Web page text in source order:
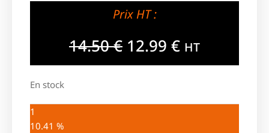
Prix HT :
14.50€ 12.99 € HT
En stock
1
10.41 %